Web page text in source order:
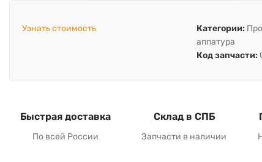
Узнать стоимость Категории:
аппатура
Код запчасти:
Быстрая доставка
По всей России
Склад в СПБ
Запчасти в наличии